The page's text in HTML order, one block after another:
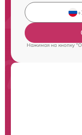
Нажимая на кнопку